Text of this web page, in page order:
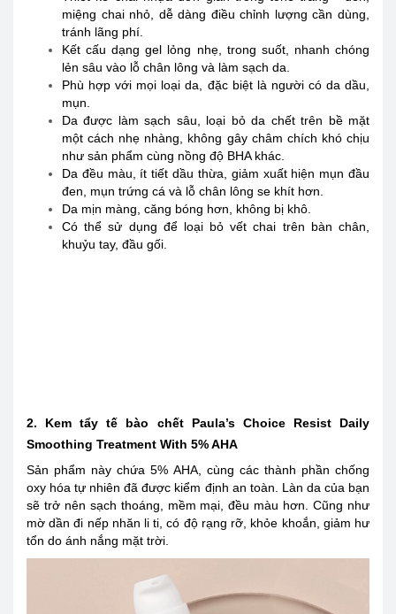
miệng chai nhỏ, dễ dàng điều chỉnh lượng cần dùng,
tránh lãng phí.
Kết cấu dạng gel lỏng nhẹ, trong suốt, nhanh chóng
lẻn sâu vào lỗ chân lông và làm sạch da.
Phù hợp với mọi loại da, đặc biệt là người có da dầu,
mụn.
Da được làm sạch sâu, loại bỏ da chết trên bề mặt
một cách nhẹ nhàng, không gây châm chích khó chịu
như sản phẩm cùng nồng độ BHA khác.
Da đều màu, ít tiết dầu thừa, giảm xuất hiện mụn đầu
đen, mụn trứng cá và lỗ chân lông se khít hơn.
Da mịn màng, căng bóng hơn, không bị khô.
Có thể sử dụng để loại bỏ vết chai trên bàn chân,
khuỷu tay, đầu gối.
2. Kem tẩy tế bào chết Paula’s Choice Resist Daily
Smoothing Treatment With 5% AHA
Sản phẩm này chứa 5% AHA, cùng các thành phần chống
oxy hóa tự nhiên đã được kiểm định an toàn. Làn da của bạn
sẽ trở nên sạch thoáng, mềm mại, đều màu hơn. Cũng như
mờ dần đi nếp nhăn li ti, có độ rạng rỡ, khỏe khoắn, giảm hư
tổn do ánh nắng mặt trời.